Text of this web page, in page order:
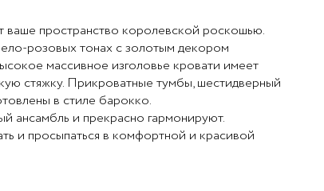
ваше пространство королевской роскошью.
розовых тонах с золотым декором
массивное изголовье кровати имеет
стяжку. Прикроватные тумбы, шестидверный
в стиле барокко.
ансамбль и прекрасно гармонируют.
и просыпаться в комфортной и красивой